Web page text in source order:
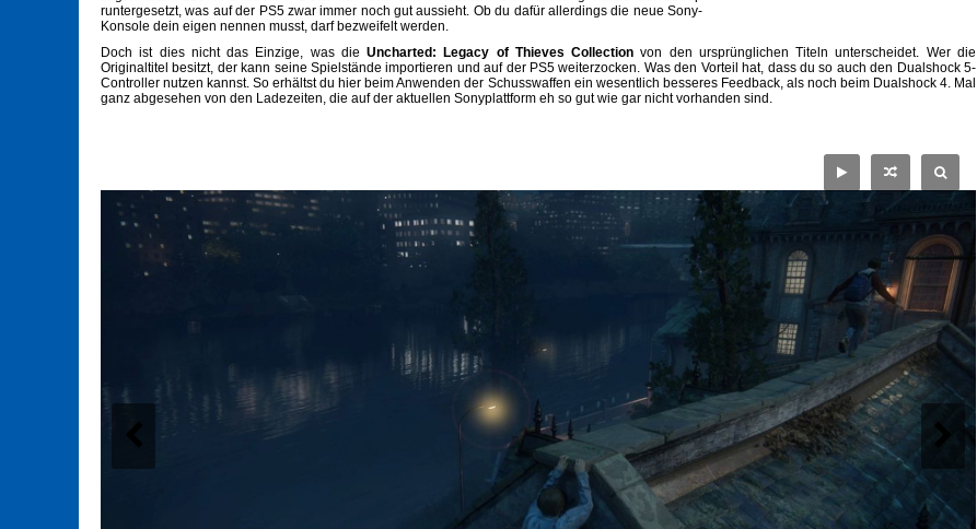
runtergesetzt, was auf der PS5 zwar immer noch gut aussieht. Ob du dafür allerdings die neue Sony-
Konsole dein eigen nennen musst, darf bezweifelt werden.
Doch ist dies nicht das Einzige, was dieUncharted: Legacy of Thieves Collectionvon den ursprünglichen Titeln unterscheidet. Wer die
Originaltitel besitzt, der kann seine Spielstände importieren und auf der PS5 weiterzocken. Was den Vorteil hat, dass du so auch den Dualshock 5-
Controller nutzen kannst. So erhältst du hier beim Anwenden der Schusswaffen ein wesentlich besseres Feedback, als noch beim Dualshock 4. Mal
ganz abgesehen von den Ladezeiten, die auf der aktuellen Sonyplattform eh so gut wie gar nicht vorhanden sind.